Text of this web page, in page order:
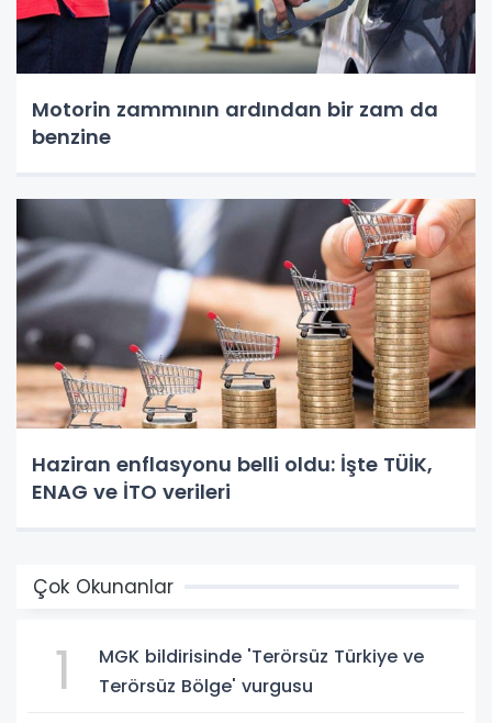
Motorin zammının ardından bir zam da
benzine
Haziran enflasyonu belli oldu: İşte TÜİK,
ENAG ve İTO verileri
Çok Okunanlar
1
MGK bildirisinde 'Terörsüz Türkiye ve
Terörsüz Bölge' vurgusu